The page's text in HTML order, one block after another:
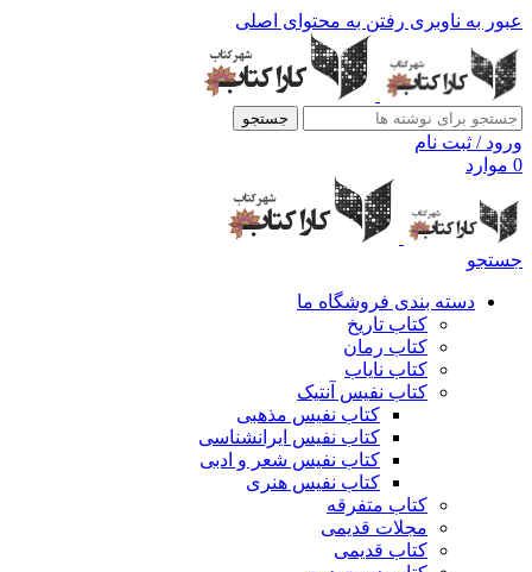
عبور به ناوبری رفتن به محتوای اصلی
جستجو
ورود / ثبت نام
0 موارد
جستجو
دسته بندی فروشگاه ما
کتاب تاریخ
کتاب رمان
کتاب نایاب
کتاب نفیس آنتیک
کتاب نفیس مذهبی
کتاب نفیس ایرانشناسی
کتاب نفیس شعر و ادبی
کتاب نفیس هنری
کتاب متفرقه
مجلات قدیمی
کتاب قدیمی